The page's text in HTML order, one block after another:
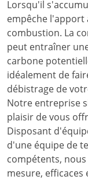
Lorsqu'il
empêche l'apport
combustion. La
peut entraîner
carbone
idéalement de
débistrage de
Notre entreprise
plaisir de vous
Disposant
d'une équipe de
compétents,
mesure,